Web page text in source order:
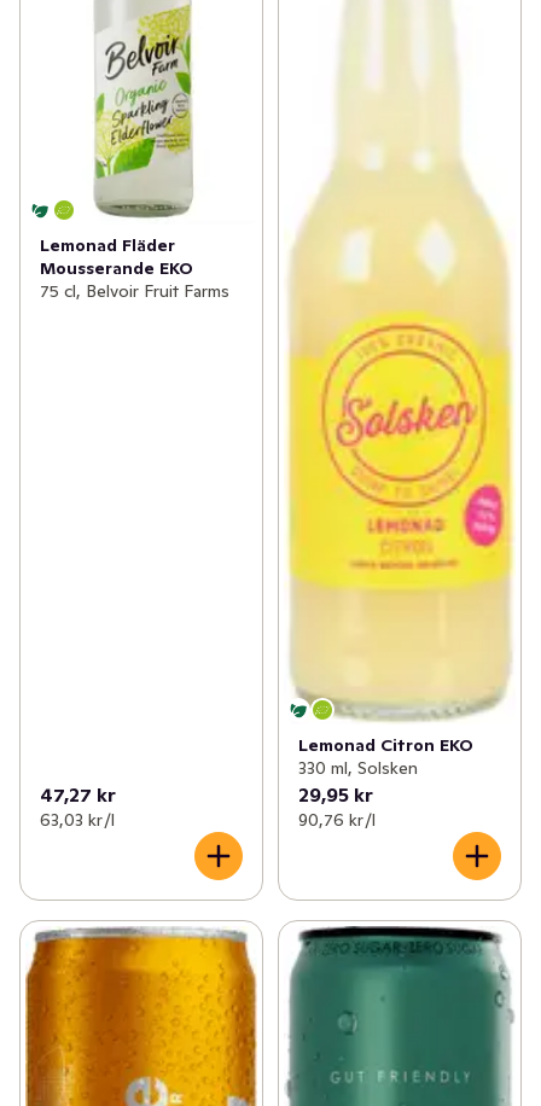
Lemonad Fläder
Mousserande EKO
75 cl, Belvoir Fruit Farms
47,27 kr
63,03 kr /l
Lemonad Citron EKO
330 ml, Solsken
29,95 kr
90,76 kr /l